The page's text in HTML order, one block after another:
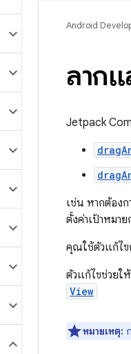
Android
ลากแ
Jetpack
เช่น หากต้อง
ตั้งค่าเป้าหมา
คุณใช้ตัวแก้ไข
ตัวแก้ไขช่วยใ
View
หมายเหตุ: